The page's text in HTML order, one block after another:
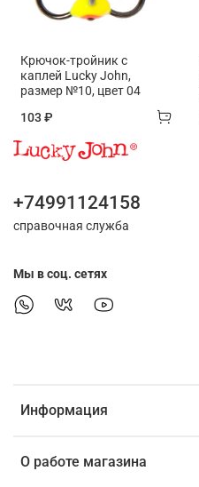
Крючок-тройник с
каплей Lucky John,
размер №10, цвет 04
103 ₽
Информация
О работе магазина
+74991124158
справочная служба
Мы в соц. сетях